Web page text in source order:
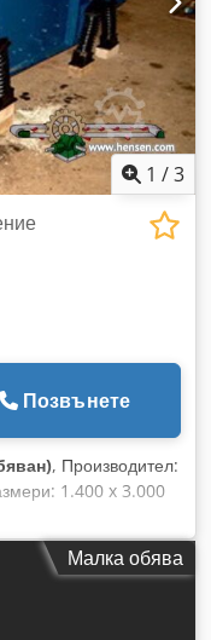
информация.
1 /3
Позвънете
, Производител:
1.400 x 3.000
Adxjkr – Кардани –
е ремонтирана,
Малка обява